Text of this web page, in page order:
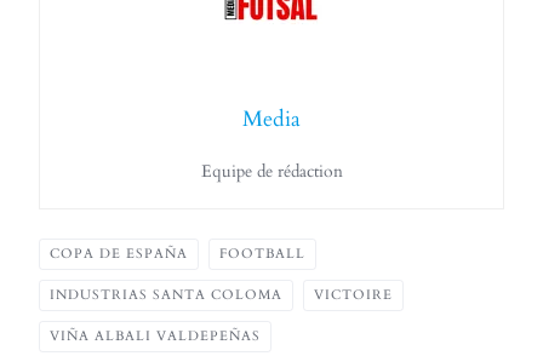
Media
Equipe de rédaction
COPA DE ESPAÑA FOOTBALL
INDUSTRIAS SANTA COLOMA VICTOIRE
VIÑA ALBALI VALDEPEÑAS